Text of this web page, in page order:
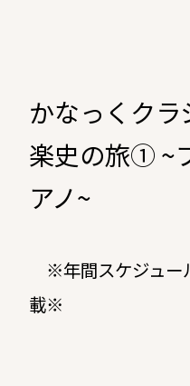
かなっくク
楽史の旅① ~
アノ~
※年間スケジュー
載※